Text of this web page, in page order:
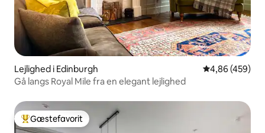
Lejlighed i Edinburgh 4,86 ud af 5 i
4,86 (459)
Gå langs Royal Mile fra en elegant lejlighed
Bedste gæstefavorit
Gæstefavorit